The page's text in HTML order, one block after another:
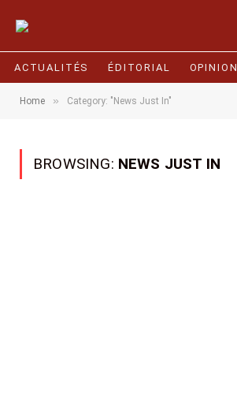
ACTUALITÉS ÉDITORIAL OPINION
Home » Category: "News Just In"
BROWSING: NEWS JUST IN